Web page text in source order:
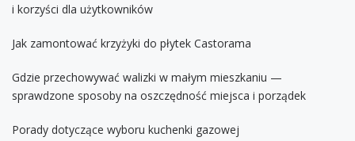
i korzyści dla użytkowników
Jak zamontować krzyżyki do płytek Castorama
Gdzie przechowywać walizki w małym mieszkaniu —
sprawdzone sposoby na oszczędność miejsca i porządek
Porady dotyczące wyboru kuchenki gazowej